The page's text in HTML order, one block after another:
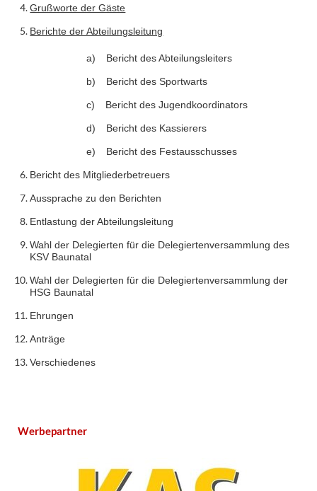
Grußworte der Gäste
Berichte der Abteilungsleitung
a) Bericht des Abteilungsleiters
b) Bericht des Sportwarts
c) Bericht des Jugendkoordinators
d) Bericht des Kassierers
e) Bericht des Festausschusses
Bericht des Mitgliederbetreuers
Aussprache zu den Berichten
Entlastung der Abteilungsleitung
Wahl der Delegierten für die Delegiertenversammlung des
KSV Baunatal
Wahl der Delegierten für die Delegiertenversammlung der
HSG Baunatal
Ehrungen
Anträge
Verschiedenes
Werbepartner